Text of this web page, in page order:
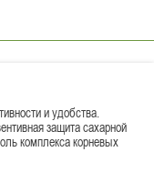
и удобства.
защита сахарной
комплекса корневых